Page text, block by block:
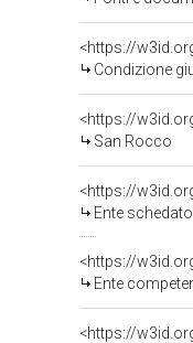
Condizione
<https://
San Rocco
<https://
Ente schedatore
<https://
Ente competente
<https://